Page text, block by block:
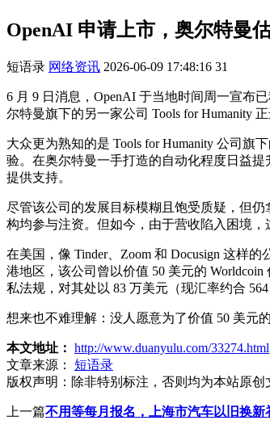
OpenAI 申请上市，奥尔特曼
短语录 网络资讯 2026-06-09 17:48:16 31
6 月 9 日消息，OpenAI 于当地时间周一宣布
尔特曼旗下的另一家公司 Tools for Humanity 正
大众更为熟知的是 Tools for Humanity 公司
验。在奥尔特曼一手打造的自动化程度日益
提供支持。
尽管该公司的发展目标模糊且饱受质疑，但仍
构均参与注资。但如今，由于营收陷入困境，
在美国，像 Tinder、Zoom 和 Docusign 这样
港地区，该公司曾以价值 50 美元的
私法规，对其处以 83 万美元（现汇率约合 564
想来也不难理解：没人愿意为了价值 50 美元
本文地址： http://www.duanyulu.com/33274.html
文章来源：
短语录
版权声明： 除非特别标注，否则均为本站原创
上一篇不用等每月报名，上海市汽车以旧换